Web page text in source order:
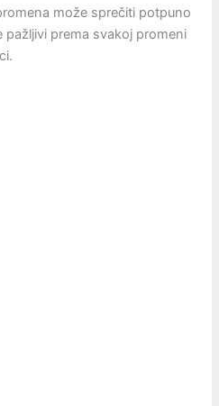
može sprečiti potpuno
pažljivi prema svakoj promeni